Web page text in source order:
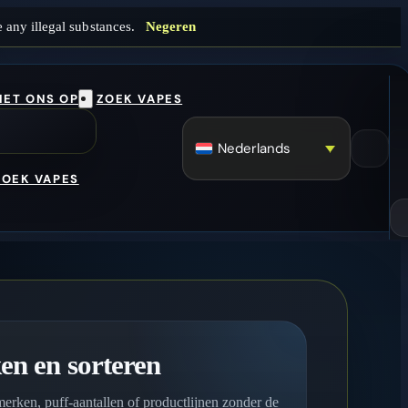
any illegal substances. Negeren
ONS OP ZOEK VAPES
VAPES
Nederlands
en sorteren
puff-aantallen of productlijnen zonder de